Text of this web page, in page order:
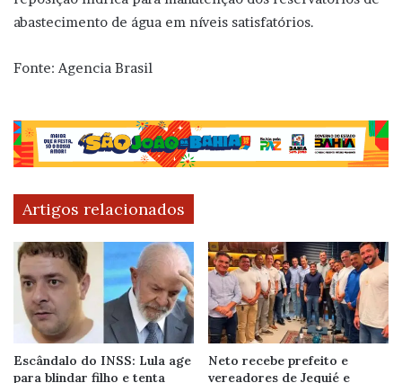
abastecimento de água em níveis satisfatórios.
Fonte: Agencia Brasil
Artigos relacionados
Escândalo do INSS: Lula age
para blindar filho e tenta
Neto recebe prefeito e
vereadores de Jequié e